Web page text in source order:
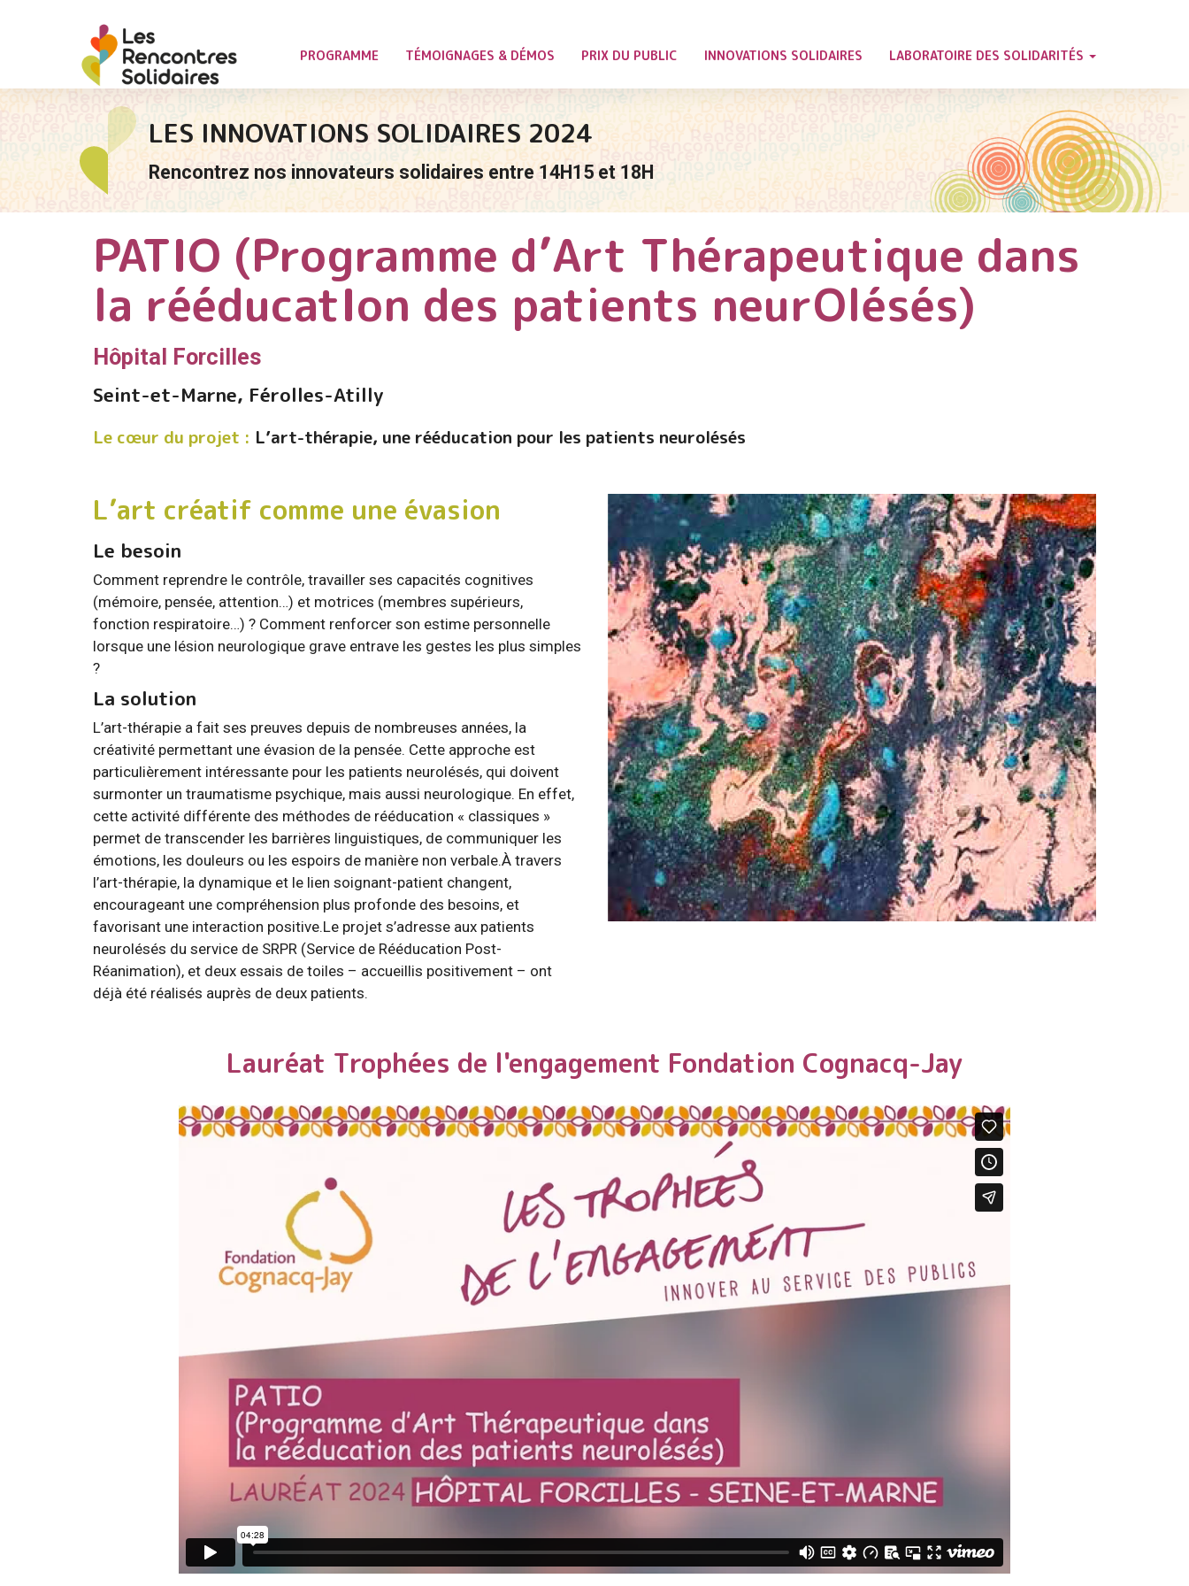
PROGRAMME TÉMOIGNAGES & DÉMOS PRIX DU PUBLIC INNOVATIONS SOLIDAIRES LABORATOIRE DES SOLIDARITÉS
LES INNOVATIONS SOLIDAIRES 2024
Rencontrez nos innovateurs solidaires entre 14H15 et 18H
PATIO (Programme d’Art Thérapeutique dans
la rééducatIon des patients neurOlésés)
Hôpital Forcilles
Seint-et-Marne, Férolles-Atilly
Le cœur du projet : L’art-thérapie, une rééducation pour les patients neurolésés
L’art créatif comme une évasion
Le besoin
Comment reprendre le contrôle, travailler ses capacités cognitives
(mémoire, pensée, attention…) et motrices (membres supérieurs,
fonction respiratoire…) ? Comment renforcer son estime personnelle
lorsque une lésion neurologique grave entrave les gestes les plus simples
?
La solution
L’art-thérapie a fait ses preuves depuis de nombreuses années, la
créativité permettant une évasion de la pensée. Cette approche est
particulièrement intéressante pour les patients neurolésés, qui doivent
surmonter un traumatisme psychique, mais aussi neurologique. En effet,
cette activité différente des méthodes de rééducation « classiques »
permet de transcender les barrières linguistiques, de communiquer les
émotions, les douleurs ou les espoirs de manière non verbale.À travers
l’art-thérapie, la dynamique et le lien soignant-patient changent,
encourageant une compréhension plus profonde des besoins, et
favorisant une interaction positive.Le projet s’adresse aux patients
neurolésés du service de SRPR (Service de Rééducation Post-
Réanimation), et deux essais de toiles – accueillis positivement – ont
déjà été réalisés auprès de deux patients.
Lauréat Trophées de l'engagement Fondation Cognacq-Jay